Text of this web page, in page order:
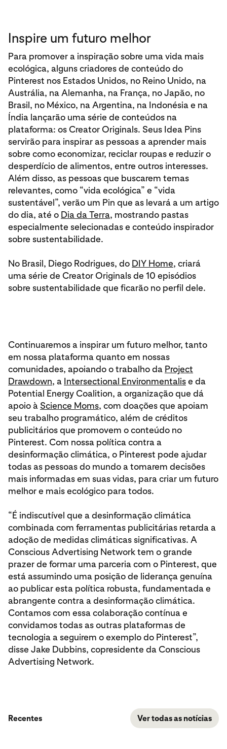
Inspire um futuro melhor
Para promover a inspiração sobre uma vida mais
ecológica, alguns criadores de conteúdo do
Pinterest nos Estados Unidos, no Reino Unido, na
Austrália, na Alemanha, na França, no Japão, no
Brasil, no México, na Argentina, na Indonésia e na
Índia lançarão uma série de conteúdos na
plataforma: os Creator Originals. Seus Idea Pins
servirão para inspirar as pessoas a aprender mais
sobre como economizar, reciclar roupas e reduzir o
desperdício de alimentos, entre outros interesses.
Além disso, as pessoas que buscarem temas
relevantes, como “vida ecológica” e “vida
sustentável”, verão um Pin que as levará a um artigo
do dia, até o Dia da Terra, mostrando pastas
especialmente selecionadas e conteúdo inspirador
sobre sustentabilidade.
No Brasil, Diego Rodrigues, do DIY Home, criará
uma série de Creator Originals de 10 episódios
sobre sustentabilidade que ficarão no perfil dele.
Continuaremos a inspirar um futuro melhor, tanto
em nossa plataforma quanto em nossas
comunidades, apoiando o trabalho da Project
Drawdown, a Intersectional Environmentalise da
Potential Energy Coalition, a organização que dá
apoio à Science Moms, com doações que apoiam
seu trabalho programático, além de créditos
publicitários que promovem o conteúdo no
Pinterest. Com nossa política contra a
desinformação climática, o Pinterest pode ajudar
todas as pessoas do mundo a tomarem decisões
mais informadas em suas vidas, para criar um futuro
melhor e mais ecológico para todos.
“É indiscutível que a desinformação climática
combinada com ferramentas publicitárias retarda a
adoção de medidas climáticas significativas. A
Conscious Advertising Network tem o grande
prazer de formar uma parceria com o Pinterest, que
está assumindo uma posição de liderança genuína
ao publicar esta política robusta, fundamentada e
abrangente contra a desinformação climática.
Contamos com essa colaboração contínua e
convidamos todas as outras plataformas de
tecnologia a seguirem o exemplo do Pinterest”,
disse Jake Dubbins, copresidente da Conscious
Advertising Network.
Recentes Ver todas as notícias